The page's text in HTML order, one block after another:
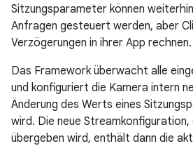
Sitzungsparameter können
Anfragen gesteuert werden, aber
Verzögerungen in ihrer App rechnen.
Das Framework überwacht alle
und konfiguriert die Kamera intern
Änderung des Werts eines
wird. Die neue Streamkonfiguration,
übergeben wird, enthält dann die